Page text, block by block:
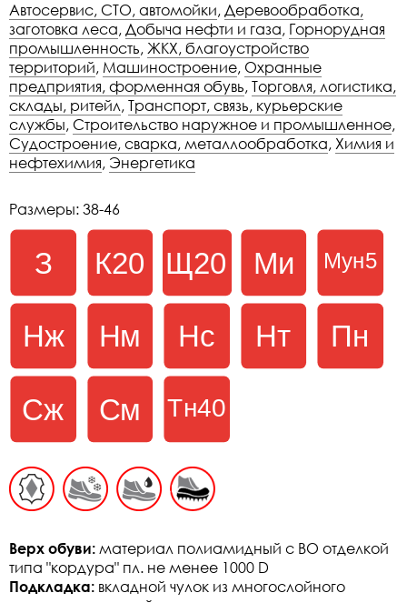
Автосервис, СТО, автомойки, Деревообработка,
заготовка леса, Добыча нефти и газа, Горнорудная
промышленность, ЖКХ, благоустройство
территорий, Машиностроение, Охранные
предприятия, форменная обувь, Торговля, логистика,
склады, ритейл, Транспорт, связь, курьерские
службы, Строительство наружное и промышленное,
Судостроение, сварка, металлообработка, Химия и
нефтехимия, Энергетика
Размеры: 38-46
Верх обуви: материал полиамидный с ВО отделкой
типа "кордура" пл. не менее 1000 D
Подкладка: вкладной чулок из многослойного